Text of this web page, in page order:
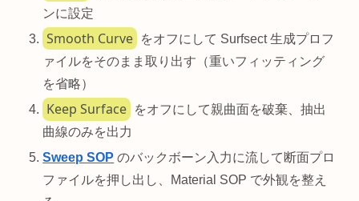
ンに設定
Smooth Curve
をオフにして Surfsect 生成プロフ
ァイルをそのまま取り出す（重いフィッティング
を省略）
Keep Surface
をオフにして親曲面を破棄、抽出
曲線のみを出力
Sweep SOP のバックボーン入力に流して断面プロ
ファイルを押し出し、Material SOP で外観を整え